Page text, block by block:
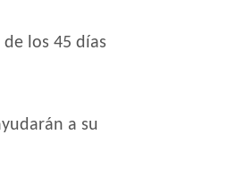
Pequeñas
los 45 días
a su